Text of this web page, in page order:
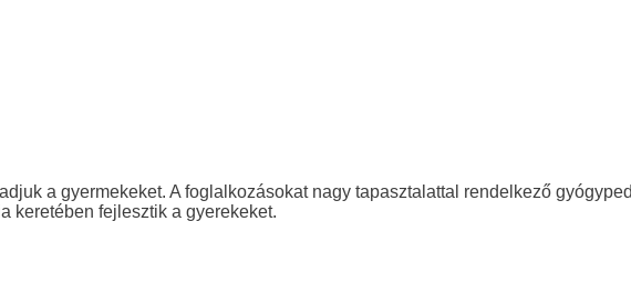
a gyermekeket. A foglalkozásokat nagy tapasztalattal rendelkező
keretében fejlesztik a gyerekeket.